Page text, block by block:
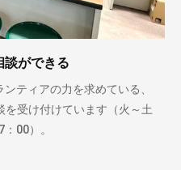
談ができる
ティアの力を求めている、
を受け付けています（火～土
00）。